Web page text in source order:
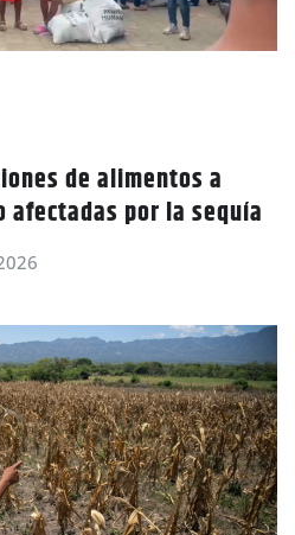
de alimentos a
por la sequía